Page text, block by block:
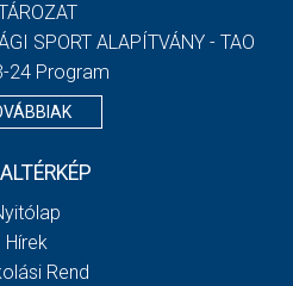
SPORT ALAPÍTVÁNY - TAO
24 Program
Hírek
Rend